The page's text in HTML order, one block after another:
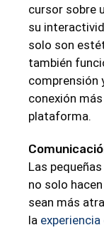
cursor sobre
su
solo son
también
comprensión
conexión
plataforma.
Las
no solo
sean más
la